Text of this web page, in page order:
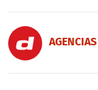
AGENCIAS